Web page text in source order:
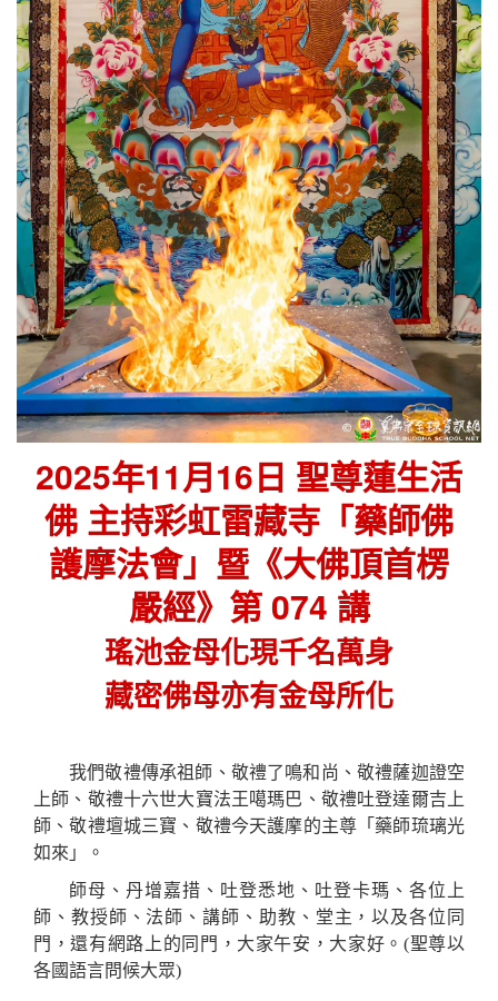
2025年11月16日 聖尊蓮生活
佛 主持彩虹雷藏寺「藥師佛
護摩法會」暨《大佛頂首楞
嚴經》第 074 講
瑤池金母化現千名萬身
藏密佛母亦有金母所化
我們敬禮傳承祖師、敬禮了鳴和尚、敬禮薩迦證空
上師、敬禮十六世大寶法王噶瑪巴、敬禮吐登達爾吉上
師、敬禮壇城三寶、敬禮今天護摩的主尊「藥師琉璃光
如來」。
師母、丹增嘉措、吐登悉地、吐登卡瑪、各位上
師、教授師、法師、講師、助教、堂主，以及各位同
門，還有網路上的同門，大家午安，大家好。(聖尊以
各國語言問候大眾)